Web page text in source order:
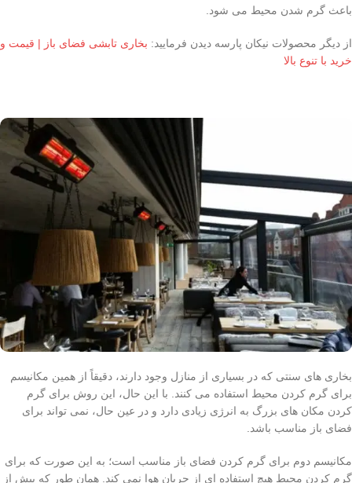
باعث گرم شدن محیط می شود.
از دیگر محصولات نیکان پارسه دیدن فرمایید: بخاری تابشی فضای باز | قیمت و
خرید با تنوع بالا
بخاری های سنتی که در بسیاری از منازل وجود دارند، دقیقاً از همین مکانیسم
برای گرم کردن محیط استفاده می کنند. با این حال، این روش برای گرم
کردن مکان های بزرگ به انرژی زیادی دارد و در عین حال، نمی تواند برای
فضای باز مناسب باشد.
مکانیسم دوم برای گرم کردن فضای باز مناسب است؛ به این صورت که برای
گرم کردن محیط هیچ استفاده ای از جریان هوا نمی کند. همان طور که پیش از